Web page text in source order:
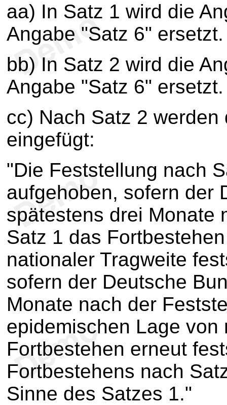
aa) In Satz 1 wird die
Angabe "Satz 6" ersetzt.
bb) In Satz 2 wird die
Angabe "Satz 6" ersetzt.
cc) Nach Satz 2
eingefügt:
"Die Feststellung nach
aufgehoben, sofern der
spätestens drei Monate
Satz 1 das
nationaler Tragweite
sofern der Deutsche
Monate nach der
epidemischen Lage
Fortbestehen erneut
Fortbestehens nach
Sinne des Satzes 1."